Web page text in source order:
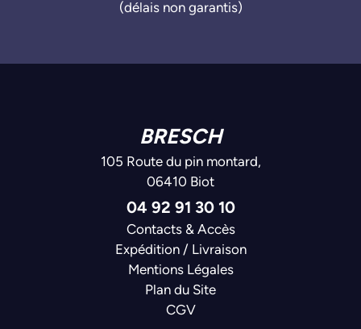
(délais non garantis)
BRESCH
105 Route du pin montard,
06410 Biot
04 92 91 30 10
Contacts & Accès
Expédition / Livraison
Mentions Légales
Plan du Site
CGV